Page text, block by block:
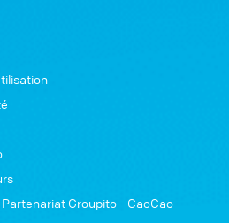
Groupito - CaoCao